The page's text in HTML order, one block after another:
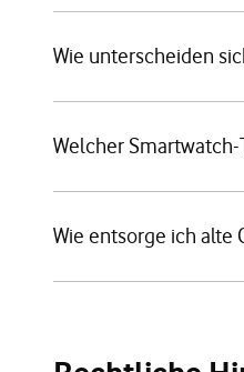
Wie unterscheiden
Welcher
Wie entsorge ich alte